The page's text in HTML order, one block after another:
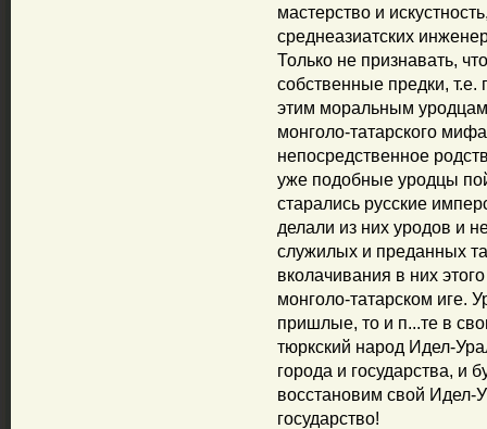
мастерство и
среднеазиатских
Только не признавать,
собственные предки, т.е.
этим моральным
монголо-татарского
непосредственное
уже подобные уродцы
старались русские
делали из них уродов и
служилых и преданных
вколачивания в них
монголо-татарском иге.
пришлые, то и п...те в
тюркский народ Идел-
города и государства, и
восстановим свой Идел-
государство!